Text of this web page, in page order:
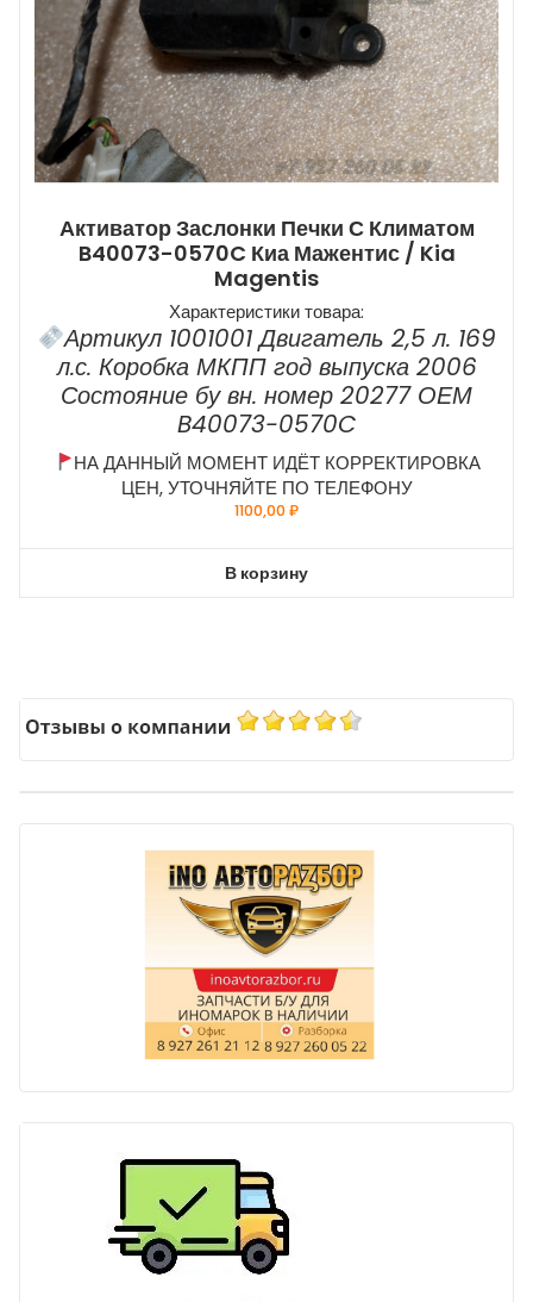
Активатор Заслонки Печки С Климатом
B40073-0570C Киа Мажентис / Kia
Magentis
Характеристики товара:
Артикул 1001001 Двигатель 2,5 л. 169
л.с. Коробка МКПП год выпуска 2006
Состояние бу вн. номер 20277 ОЕМ
B40073-0570C
НА ДАННЫЙ МОМЕНТ ИДЁТ КОРРЕКТИРОВКА
ЦЕН, УТОЧНЯЙТЕ ПО ТЕЛЕФОНУ
1100,00₽
В корзину